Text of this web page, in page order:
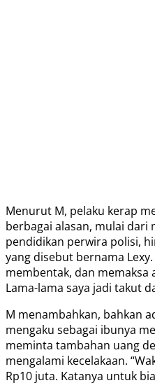
Menurut M, pelaku kerap
berbagai alasan, mulai dari
pendidikan perwira polisi,
yang disebut bernama
membentak, dan memaksa
Lama-lama saya jadi takut
M menambahkan, bahkan
mengaku sebagai ibunya
meminta tambahan uang
mengalami kecelakaan.
Rp10 juta. Katanya untuk